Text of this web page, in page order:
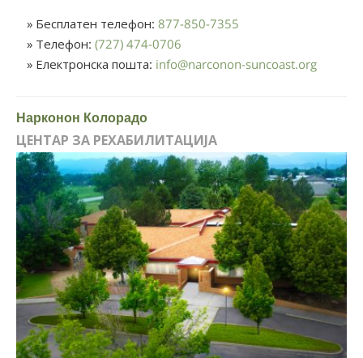
» Бесплатен телефон: 877-850-7355
» Телефон: (727) 474-0706
» Електронска пошта: info@narconon-suncoast.org
Нарконон Колорадо
ЦЕНТАР ЗА РЕХАБИЛИТАЦИЈА